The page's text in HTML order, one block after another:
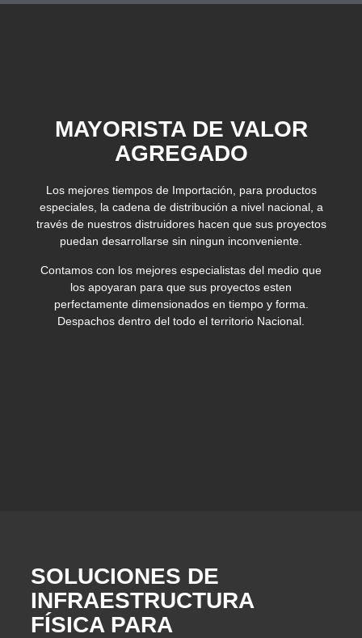
MAYORISTA DE VALOR
AGREGADO
Los mejores tiempos de Importación, para productos
especiales, la cadena de distribución a nivel nacional, a
través de nuestros distruidores hacen que sus proyectos
puedan desarrollarse sin ningun inconveniente.
Contamos con los mejores especialistas del medio que
los apoyaran para que sus proyectos esten
perfectamente dimensionados en tiempo y forma.
Despachos dentro del todo el territorio Nacional.
SOLUCIONES DE
INFRAESTRUCTURA
FÍSICA PARA